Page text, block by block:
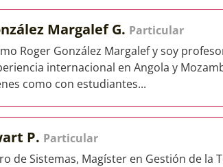
Margalef G. Particular
Roger González Margalef y soy
internacional en Angola y
como con estudiantes...
P. Particular
de Sistemas, Magíster en Gestión de la